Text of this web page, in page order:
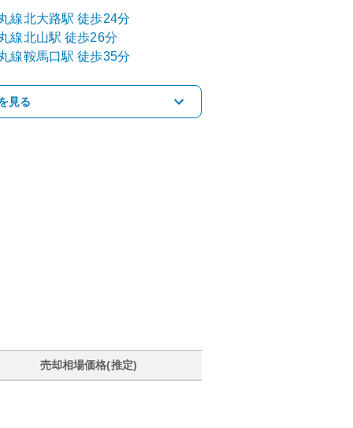
線北大路駅 徒歩24分
線北山駅 徒歩26分
線鞍馬口駅 徒歩35分
見る
売却相場価格(推定)